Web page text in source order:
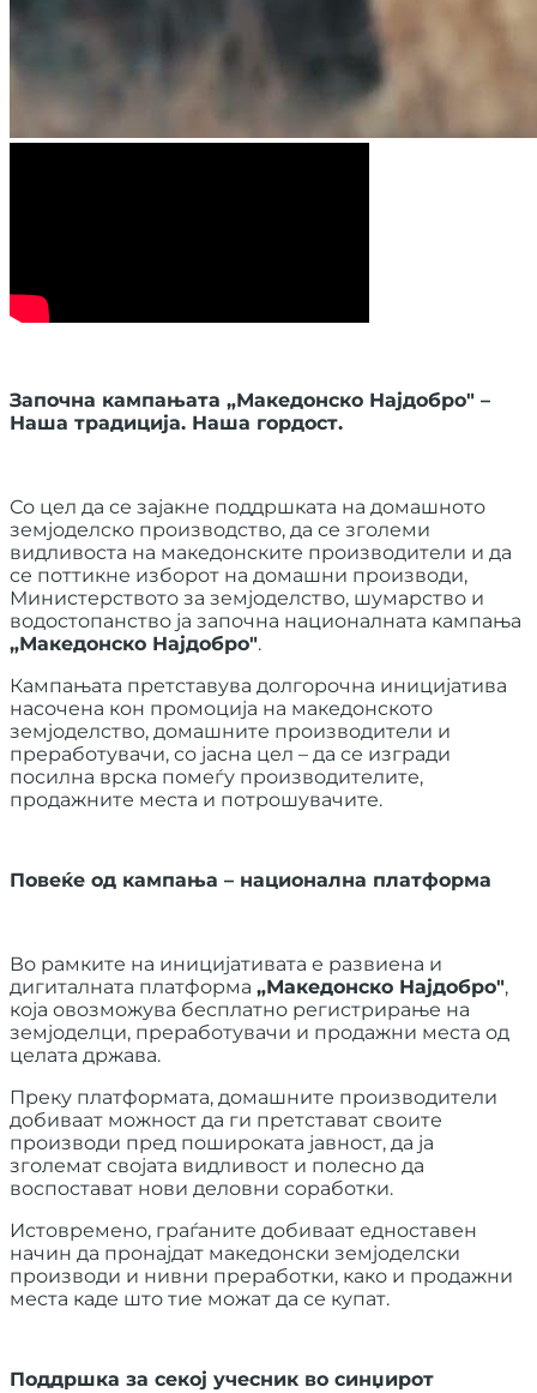
Започна кампањата „Македонско Најдобро" –
Наша традиција. Наша гордост.
Со цел да се зајакне поддршката на домашното
земјоделско производство, да се зголеми
видливоста на македонските производители и да
се поттикне изборот на домашни производи,
Министерството за земјоделство, шумарство и
водостопанство ја започна националната кампања
„Македонско Најдобро".
Кампањата претставува долгорочна иницијатива
насочена кон промоција на македонското
земјоделство, домашните производители и
преработувачи, со јасна цел – да се изгради
посилна врска помеѓу производителите,
продажните места и потрошувачите.
Повеќе од кампања – национална платформа
Во рамките на иницијативата е развиена и
дигиталната платформа „Македонско Најдобро",
која овозможува бесплатно регистрирање на
земјоделци, преработувачи и продажни места од
целата држава.
Преку платформата, домашните производители
добиваат можност да ги претстават своите
производи пред пошироката јавност, да ја
зголемат својата видливост и полесно да
воспостават нови деловни соработки.
Истовремено, граѓаните добиваат едноставен
начин да пронајдат македонски земјоделски
производи и нивни преработки, како и продажни
места каде што тие можат да се купат.
Поддршка за секој учесник во синџирот